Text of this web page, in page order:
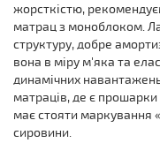
жорсткістю,
матрац з моноблоком.
структуру, добре
вона в міру м'яка та
динамічних
матраців, де є
має стояти маркування
сировини.